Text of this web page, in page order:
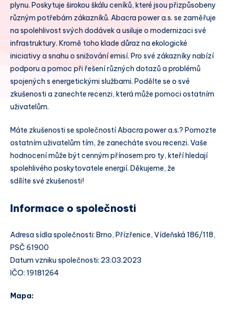
plynu. Poskytuje širokou škálu ceníků, které jsou přizpůsobeny
různým potřebám zákazníků. Abacra power a.s. se zaměřuje
na spolehlivost svých dodávek a usiluje o modernizaci své
infrastruktury. Kromě toho klade důraz na ekologické
iniciativy a snahu o snižování emisí. Pro své zákazníky nabízí
podporu a pomoc při řešení různých dotazů a problémů
spojených s energetickými službami. Podělte se o své
zkušenosti a zanechte recenzi, která může pomoci ostatním
uživatelům.
Máte zkušenosti se společností Abacra power a.s.? Pomozte
ostatním uživatelům tím, že zanecháte svou recenzi. Vaše
hodnocení může být cenným přínosem pro ty, kteří hledají
spolehlivého poskytovatele energií. Děkujeme, že
sdílíte své zkušenosti!
Informace o společnosti
Adresa sídla společnosti: Brno, Přízřenice, Vídeňská 186/118,
PSČ 61900
Datum vzniku společnosti: 23.03.2023
IČO: 19181264
Mapa: